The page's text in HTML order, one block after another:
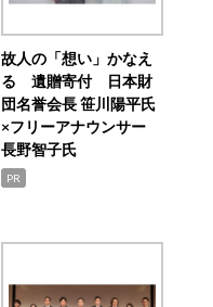
故人の「想い」かなえ
る 遺贈寄付 日本財
団名誉会長 笹川陽平氏
×フリーアナウンサー
長野智子氏
PR